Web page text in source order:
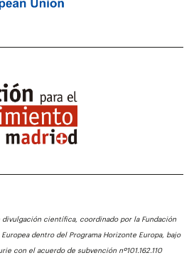
divulgación científica, coordinado por la Fundación
dentro del Programa Horizonte Europa, bajo
con el acuerdo de subvención nº101.162.110